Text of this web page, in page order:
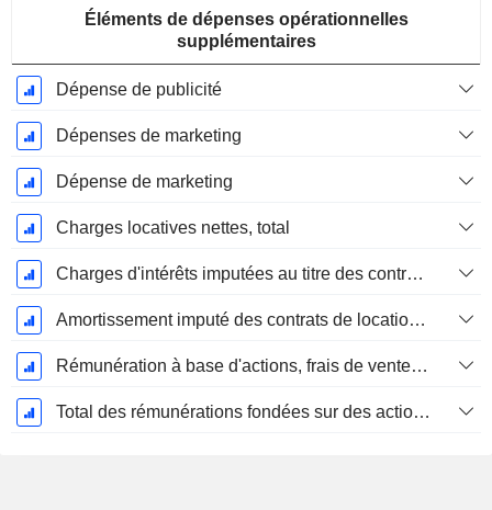
Éléments de dépenses opérationnelles
supplémentaires
Dépense de publicité
Dépenses de marketing
Dépense de marketing
Charges locatives nettes, total
Charges d'intérêts imputées au titre des contrats de location
Amortissement imputé des contrats de location simple
Rémunération à base d'actions, frais de vente et d'administration (total)
Total des rémunérations fondées sur des actions